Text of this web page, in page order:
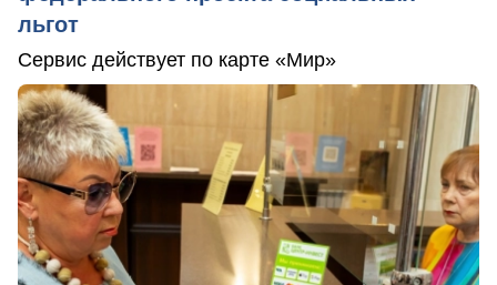
льгот
Сервис действует по карте «Мир»